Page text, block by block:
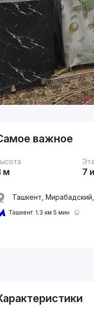
важное
м 7
Ташкент, Мирабадский,
Ташкент 1.3 км 5 мин